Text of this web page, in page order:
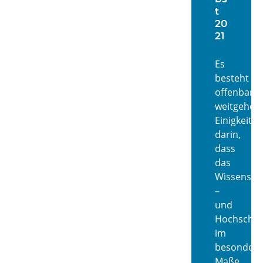
t
20
21
Es
besteht
offenbar
Einigkeit
darin,
dass
das
–
und
im